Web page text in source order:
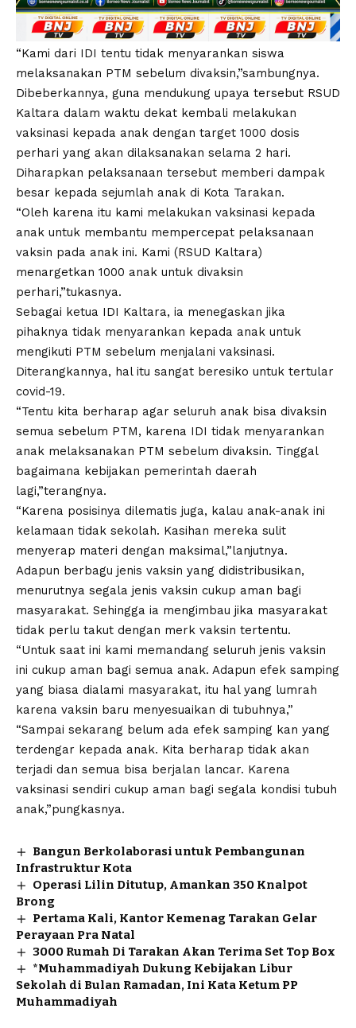
“Kami dari IDI tentu tidak menyarankan siswa
melaksanakan PTM sebelum divaksin,”sambungnya.
Dibeberkannya, guna mendukung upaya tersebut RSUD
Kaltara dalam waktu dekat kembali melakukan
vaksinasi kepada anak dengan target 1000 dosis
perhari yang akan dilaksanakan selama 2 hari.
Diharapkan pelaksanaan tersebut memberi dampak
besar kepada sejumlah anak di Kota Tarakan.
“Oleh karena itu kami melakukan vaksinasi kepada
anak untuk membantu mempercepat pelaksanaan
vaksin pada anak ini. Kami (RSUD Kaltara)
menargetkan 1000 anak untuk divaksin
perhari,”tukasnya.
Sebagai ketua IDI Kaltara, ia menegaskan jika
pihaknya tidak menyarankan kepada anak untuk
mengikuti PTM sebelum menjalani vaksinasi.
Diterangkannya, hal itu sangat beresiko untuk tertular
covid-19.
“Tentu kita berharap agar seluruh anak bisa divaksin
semua sebelum PTM, karena IDI tidak menyarankan
anak melaksanakan PTM sebelum divaksin. Tinggal
bagaimana kebijakan pemerintah daerah
lagi,”terangnya.
“Karena posisinya dilematis juga, kalau anak-anak ini
kelamaan tidak sekolah. Kasihan mereka sulit
menyerap materi dengan maksimal,”lanjutnya.
Adapun berbagu jenis vaksin yang didistribusikan,
menurutnya segala jenis vaksin cukup aman bagi
masyarakat. Sehingga ia mengimbau jika masyarakat
tidak perlu takut dengan merk vaksin tertentu.
“Untuk saat ini kami memandang seluruh jenis vaksin
ini cukup aman bagi semua anak. Adapun efek samping
yang biasa dialami masyarakat, itu hal yang lumrah
karena vaksin baru menyesuaikan di tubuhnya,”
“Sampai sekarang belum ada efek samping kan yang
terdengar kepada anak. Kita berharap tidak akan
terjadi dan semua bisa berjalan lancar. Karena
vaksinasi sendiri cukup aman bagi segala kondisi tubuh
anak,”pungkasnya.
Bangun Berkolaborasi untuk Pembangunan
Infrastruktur Kota
Operasi Lilin Ditutup, Amankan 350 Knalpot
Brong
Pertama Kali, Kantor Kemenag Tarakan Gelar
Perayaan Pra Natal
3000 Rumah Di Tarakan Akan Terima Set Top Box
*Muhammadiyah Dukung Kebijakan Libur
Sekolah di Bulan Ramadan, Ini Kata Ketum PP
Muhammadiyah